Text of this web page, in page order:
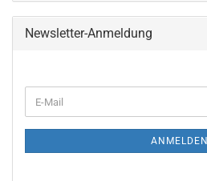
Newsletter-Anmeldung
ZUR
E-
Mail
ANMELDEN